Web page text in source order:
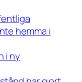
hemma i
i ny